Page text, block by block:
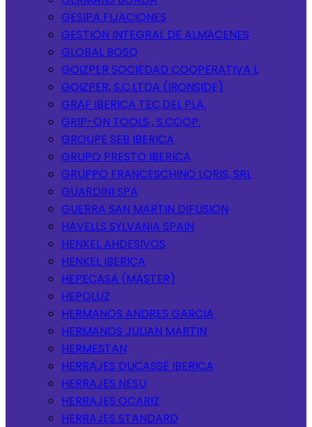
GESIPA FIJACIONES
GESTION INTEGRAL DE ALMACENES
GLOBAL BOSQ
GOIZPER SOCIEDAD COOPERATIVA L
GOIZPER, S.C.LTDA (IRONSIDE)
GRAF IBERICA TEC.DEL PLA.
GRIP-ON TOOLS , S.COOP.
GROUPE SEB IBERICA
GRUPO PRESTO IBERICA
GRUPPO FRANCESCHINO LORIS, SRL
GUARDINI SPA
GUERRA SAN MARTIN DIFUSION
HAVELLS SYLVANIA SPAIN
HENKEL AHDESIVOS
HENKEL IBERICA
HEPECASA (MASTER)
HEPOLUZ
HERMANOS ANDRES GARCIA
HERMANOS JULIAN MARTIN
HERMESTAN
HERRAJES DUCASSE IBERICA
HERRAJES NESU
HERRAJES OCARIZ
HERRAJES STANDARD